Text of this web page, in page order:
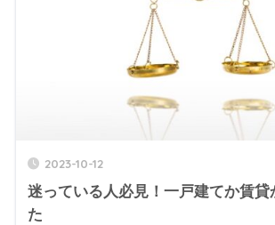
2023-10-12
迷っている人必見！一戸建てか賃貸
た